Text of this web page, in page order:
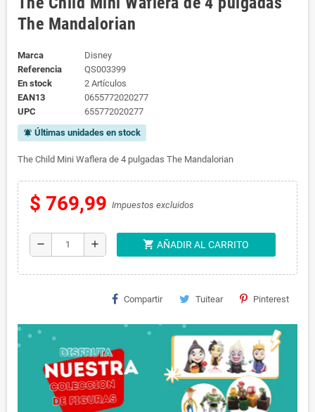
The Mandalorian
Marca
Disney
Referencia
QS003399
En stock
2 Artículos
EAN13
0655772020277
UPC
655772020277
notifications_active Últimas unidades en stock
The Child Mini Waflera de 4 pulgadas The Mandalorian
$ 769,99 Impuestos excluidos
remove add shopping_cart AÑADIR AL CARRITO
Compartir Tuitear Pinterest